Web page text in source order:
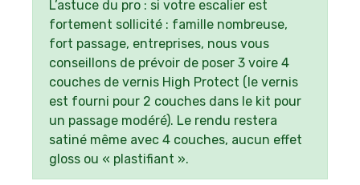
L’astuce du pro : si votre escalier est
fortement sollicité : famille nombreuse,
fort passage, entreprises, nous vous
conseillons de prévoir de poser 3 voire 4
couches de vernis High Protect (le vernis
est fourni pour 2 couches dans le kit pour
un passage modéré). Le rendu restera
satiné même avec 4 couches, aucun effet
gloss ou « plastifiant ».